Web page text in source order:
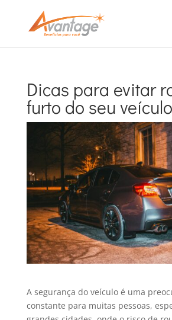
Dicas para evitar
furto do seu veículo
A segurança do veículo é uma
constante para muitas pessoas,